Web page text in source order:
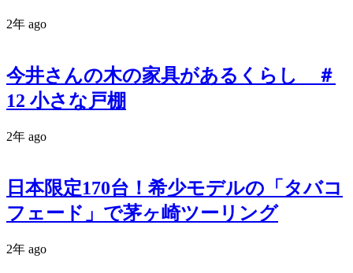
2年 ago
今井さんの木の家具があるくらし ＃
12 小さな戸棚
2年 ago
日本限定170台！希少モデルの「タバコ
フェード」で茅ヶ崎ツーリング
2年 ago